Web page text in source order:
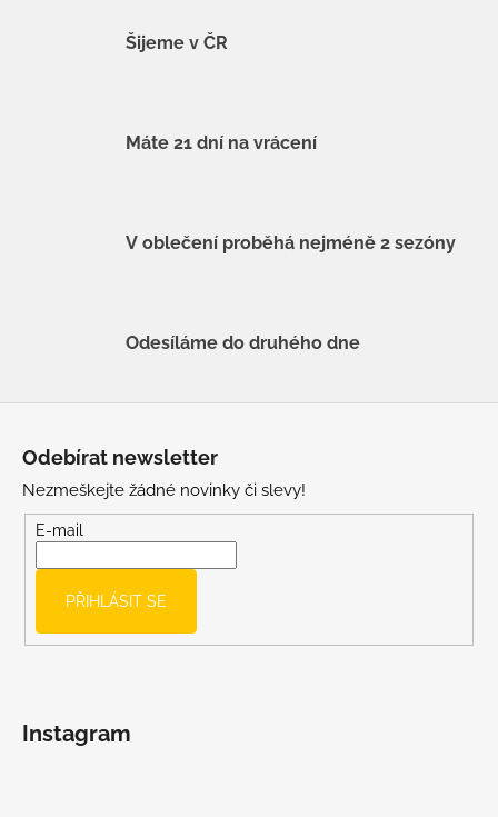
Šijeme v ČR
Máte 21 dní na vrácení
V oblečení proběhá nejméně 2 sezóny
Odesíláme do druhého dne
Odebírat newsletter
Nezmeškejte žádné novinky či slevy!
E-mail
PŘIHLÁSIT SE
Instagram